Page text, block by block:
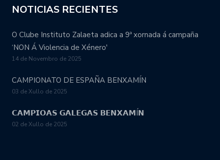
NOTICIAS RECIENTES
O Clube Instituto Zalaeta adica a 9ª xornada á campaña
‘NON Á Violencia de Xénero'
14 de Novembro de 2025
CAMPIONATO DE ESPAÑA BENXAMÍN
03 de Xullo de 2025
𝗖𝗔𝗠𝗣𝗜𝗢𝗔𝗦 𝗚𝗔𝗟𝗘𝗚𝗔𝗦 𝗕𝗘𝗡𝗫𝗔𝗠Í𝗡
02 de Xullo de 2025